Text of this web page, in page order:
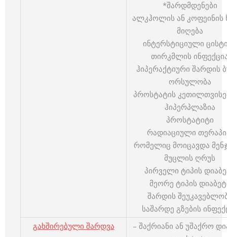
*შარდმდენები
ალკჰოლის ან კოფეინის
მიღება
ინტერსტიციული
თირკმლის
ჰიპერაქტიური შარდის
ორსულობა
პროსტატის
ჰიპერპლაზია
პროსტატიტი
რადიაციული
რომელიც მოიცავდა
მუცლის ღრუს
პირველი ტიპის
მეორე ტიპის
შარდის
საშარდე გზების
გახშირებული შარდვა
– შაქრიანი ან უშაქრო